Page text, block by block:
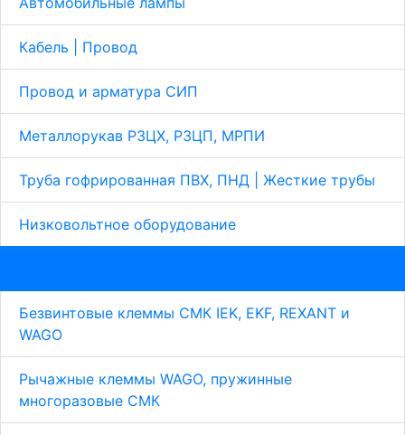
Кабель | Провод
Провод и арматура СИП
Металлорукав Р3ЦХ, Р3ЦП, МРПИ
Труба гофрированная ПВХ, ПНД | Жесткие трубы
Низковольтное оборудование
Безвинтовые клеммы СМК IEK, EKF, REXANT и
WAGO
Рычажные клеммы WAGO, пружинные
многоразовые СМК